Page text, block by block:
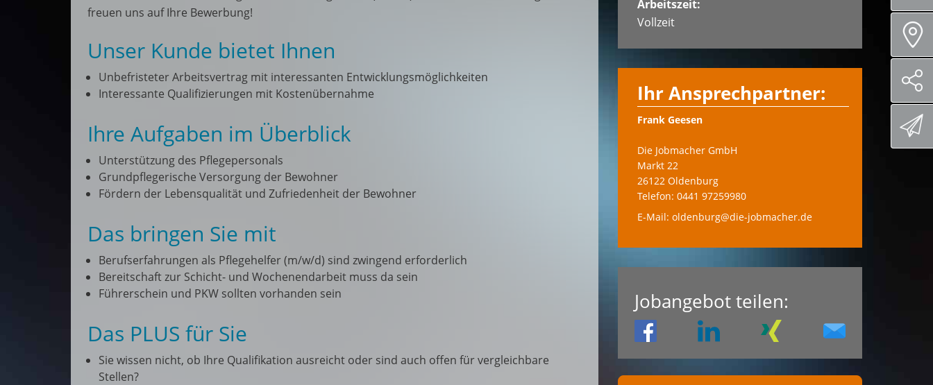
freuen uns auf Ihre Bewerbung!
Unser Kunde bietet Ihnen
Unbefristeter Arbeitsvertrag mit interessanten Entwicklungsmöglichkeiten
Interessante Qualifizierungen mit Kostenübernahme
Ihre Aufgaben im Überblick
Unterstützung des Pflegepersonals
Grundpflegerische Versorgung der Bewohner
Fördern der Lebensqualität und Zufriedenheit der Bewohner
Das bringen Sie mit
Berufserfahrungen als Pflegehelfer (m/w/d) sind zwingend erforderlich
Bereitschaft zur Schicht- und Wochenendarbeit muss da sein
Führerschein und PKW sollten vorhanden sein
Das PLUS für Sie
Sie wissen nicht, ob Ihre Qualifikation ausreicht oder sind auch offen für vergleichbare
Stellen?
Arbeitszeit:
Vollzeit
Ihr Ansprechpartner:
Frank Geesen
Die Jobmacher GmbH
Markt 22
26122 Oldenburg
Telefon: 0441 97259980
E-Mail: oldenburg@die-jobmacher.de
Jobangebot teilen: